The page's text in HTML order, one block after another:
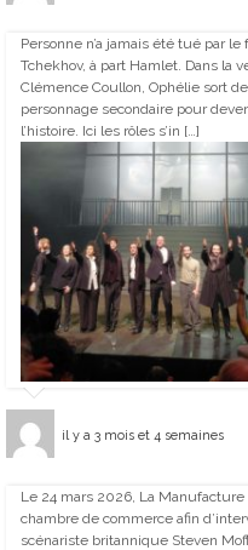
Personne n’a jamais été tué par le
Tchekhov, à part Hamlet. Dans la
Clémence Coullon, Ophélie sort
personnage secondaire pour
l’histoire. Ici les rôles s’in […]
il y a 3 mois et 4 semaines
Le 24 mars 2026, La Manufacture
chambre de commerce afin
scénariste britannique Steven